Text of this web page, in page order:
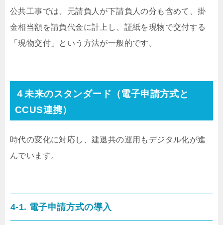
公共工事では、元請負人が下請負人の分も含めて、掛
金相当額を請負代金に計上し、証紙を現物で交付する
「現物交付」という方法が一般的です。
４未来のスタンダード（電子申請方式と
CCUS連携）
時代の変化に対応し、建退共の運用もデジタル化が進
んでいます。
4-1. 電子申請方式の導入